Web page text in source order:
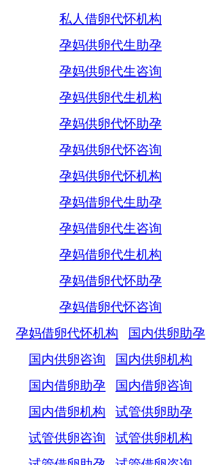
私人借卵代怀机构
孕妈供卵代生助孕
孕妈供卵代生咨询
孕妈供卵代生机构
孕妈供卵代怀助孕
孕妈供卵代怀咨询
孕妈供卵代怀机构
孕妈借卵代生助孕
孕妈借卵代生咨询
孕妈借卵代生机构
孕妈借卵代怀助孕
孕妈借卵代怀咨询
孕妈借卵代怀机构
国内供卵助孕
国内供卵咨询
国内供卵机构
国内借卵助孕
国内借卵咨询
国内借卵机构
试管供卵助孕
试管供卵咨询
试管供卵机构